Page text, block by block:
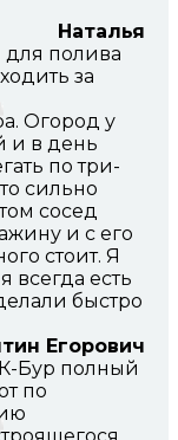
Наталья
полива
за
Огород у
и в день
по три-
сильно
сосед
и с его
стоит. Я
всегда есть
быстро
Егорович
Бур полный
по